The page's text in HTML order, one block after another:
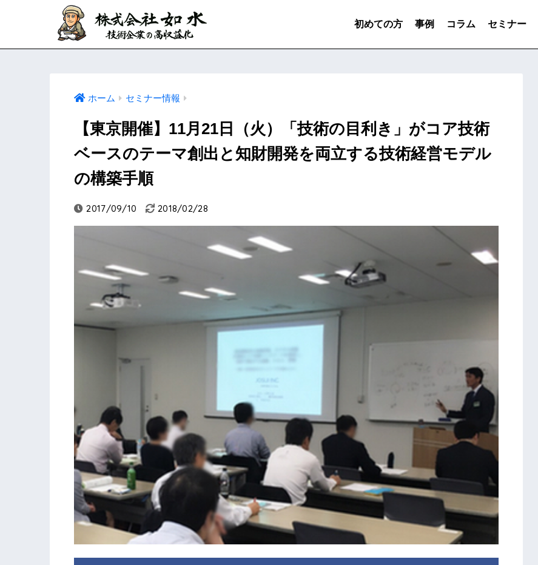
初めての方 事例 コラム セミナー
ホーム セミナー情報
【東京開催】11月21日（火）「技術の目利き」がコア技術
ベースのテーマ創出と知財開発を両立する技術経営モデル
の構築手順
2017/09/10 2018/02/28